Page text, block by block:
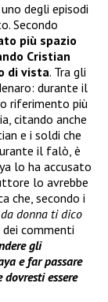
degli episodi
Secondo
più spazio
Cristian
di vista. Tra gli
durante il
riferimento più
citando anche
e i soldi che
il falò, è
lo ha accusato
lo avrebbe
che, secondo i
donna ti dico
dei commenti
gli
e far passare
essere